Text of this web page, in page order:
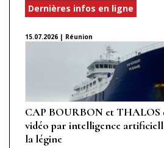
Dernières infos en ligne
15.07.2026 | Réunion
CAP BOURBON et THALOS
vidéo par intelligence
la légine